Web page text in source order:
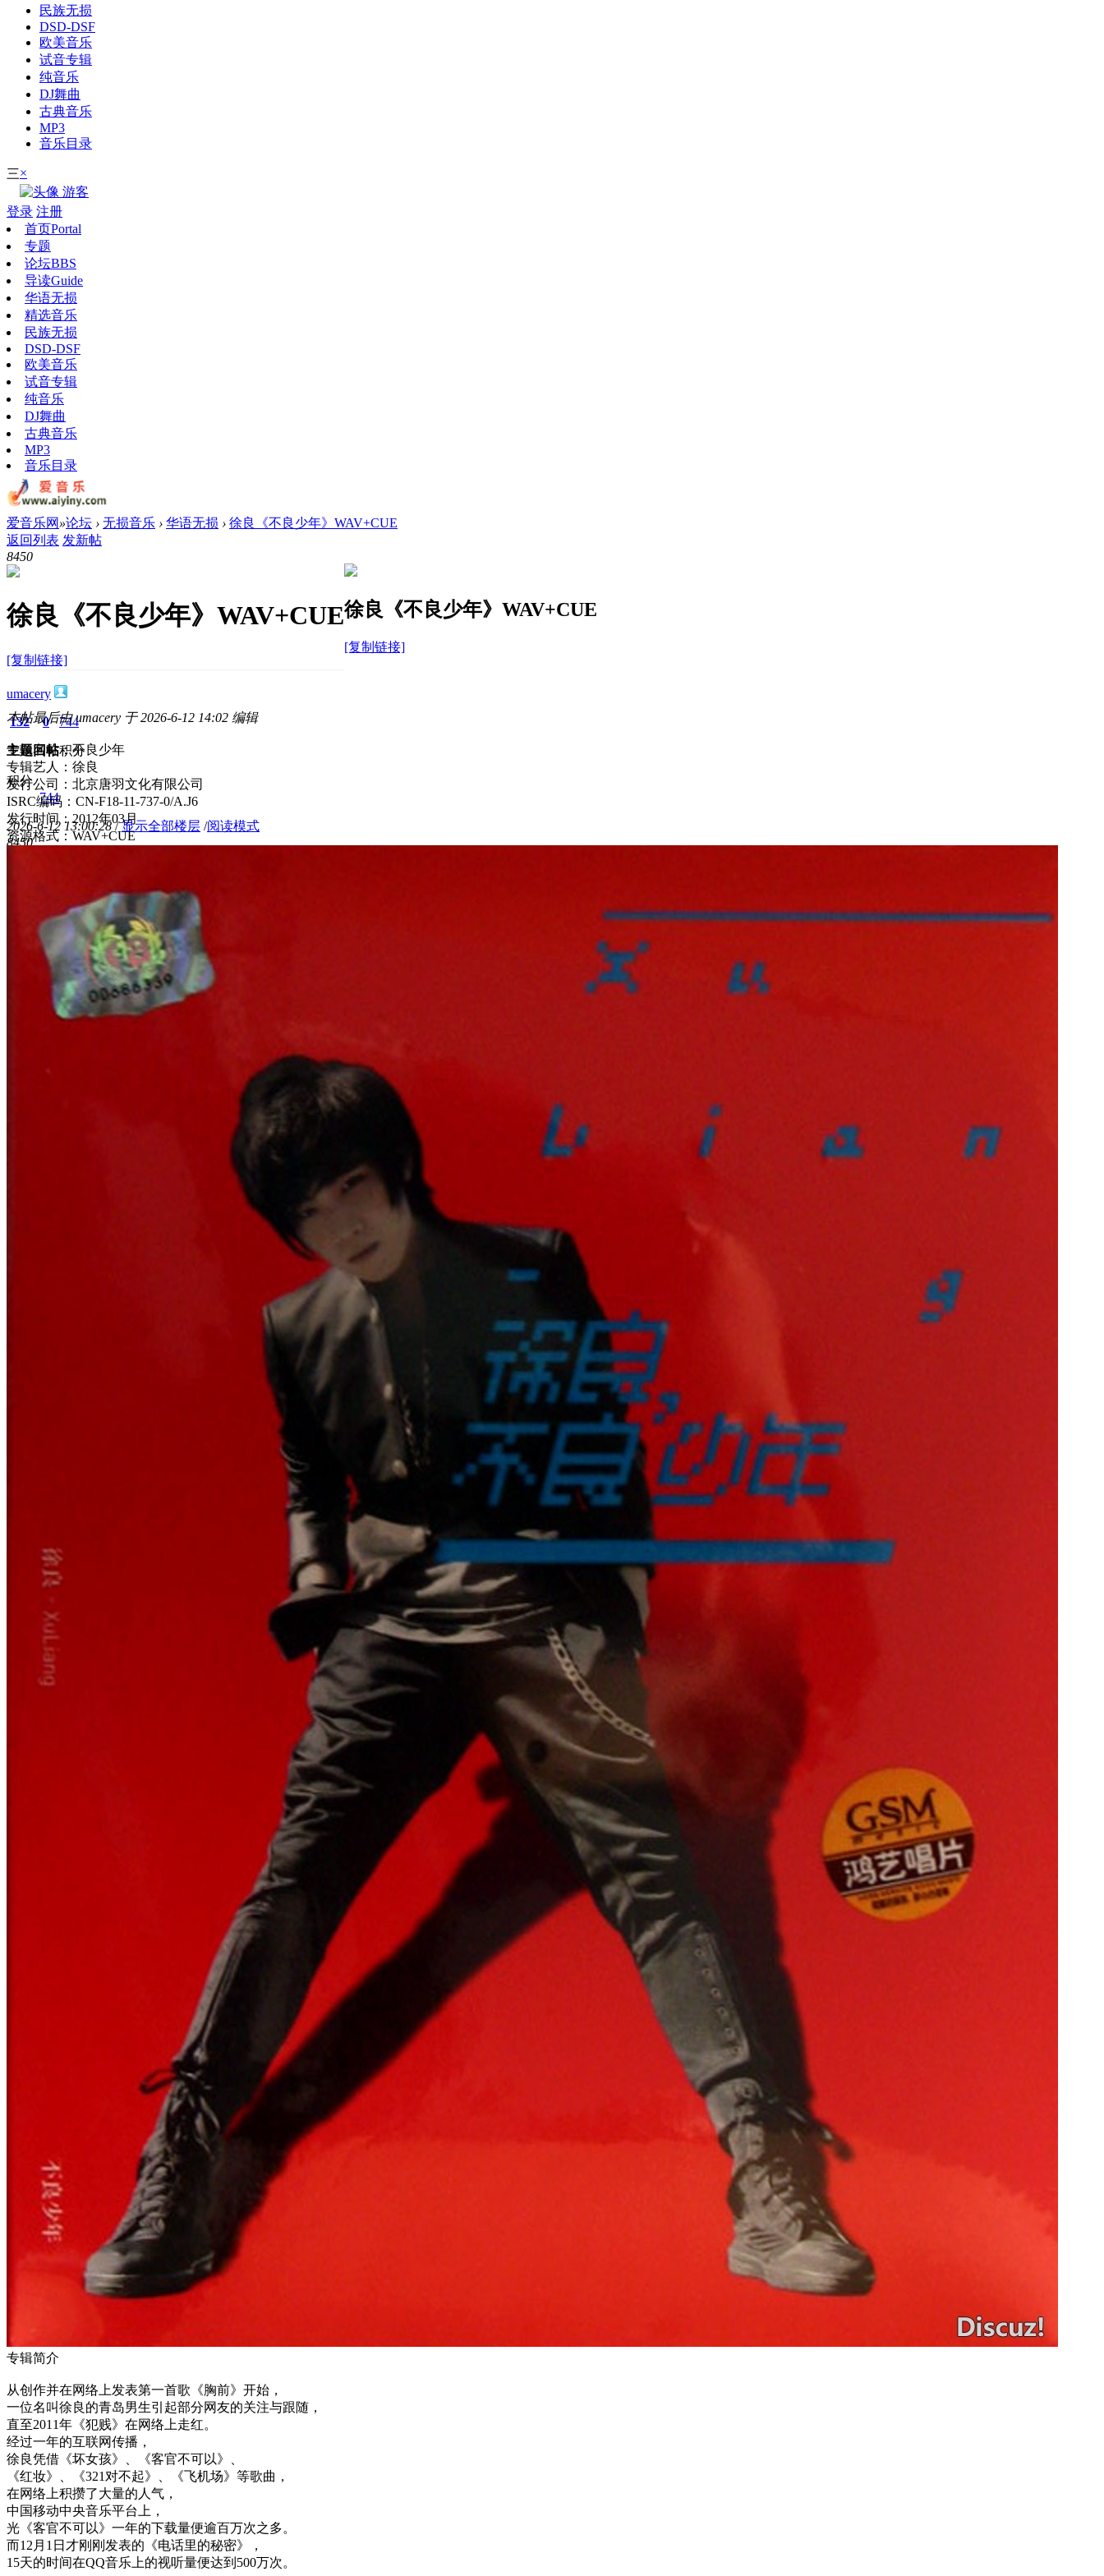
民族无损
DSD-DSF
欧美音乐
试音专辑
纯音乐
DJ舞曲
古典音乐
MP3
音乐目录
三×
游客
登录 注册
首页Portal
专题
论坛BBS
导读Guide
华语无损
精选音乐
民族无损
DSD-DSF
欧美音乐
试音专辑
纯音乐
DJ舞曲
古典音乐
MP3
音乐目录
爱音乐网 »论坛 › 无损音乐 › 华语无损 › 徐良《不良少年》WAV+CUE
返回列表 发新帖
8450
徐良《不良少年》WAV+CUE
[复制链接]
徐良《不良少年》WAV+CUE
[复制链接]
umacery
132
主题
0
回帖
744
积分
积分
744
2026-6-12 13:00:28 / 显示全部楼层 /阅读模式
8450
本帖最后由 umacery 于 2026-6-12 14:02 编辑
专辑名称：不良少年
专辑艺人：徐良
发行公司：北京唐羽文化有限公司
ISRC编码：CN-F18-11-737-0/A.J6
发行时间：2012年03月
资源格式：WAV+CUE
专辑简介
从创作并在网络上发表第一首歌《胸前》开始，
一位名叫徐良的青岛男生引起部分网友的关注与跟随，
直至2011年《犯贱》在网络上走红。
经过一年的互联网传播，
徐良凭借《坏女孩》、《客官不可以》、
《红妆》、《321对不起》、《飞机场》等歌曲，
在网络上积攒了大量的人气，
中国移动中央音乐平台上，
光《客官不可以》一年的下载量便逾百万次之多。
而12月1日才刚刚发表的《电话里的秘密》，
15天的时间在QQ音乐上的视听量便达到500万次。